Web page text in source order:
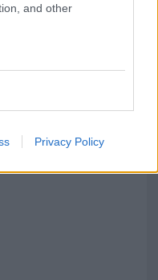
and other
Privacy Policy
e Comune di Santa
Smeralda, 20